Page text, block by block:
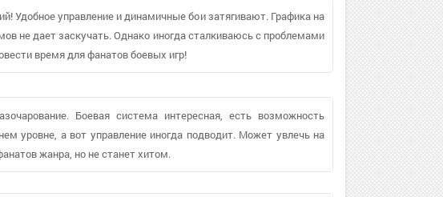
Удобное управление и динамичные бои затягивают. Графика на
не дает заскучать. Однако иногда сталкиваюсь с проблемами
время для фанатов боевых игр!
Боевая система интересная, есть возможность
уровне, а вот управление иногда подводит. Может увлечь на
жанра, но не станет хитом.